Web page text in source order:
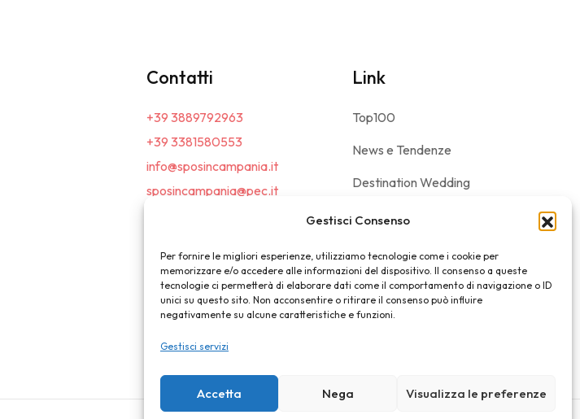
Gestisci Consenso
Per fornire le migliori esperienze, utilizziamo tecnologie come i cookie per
memorizzare e/o accedere alle informazioni del dispositivo. Il consenso a queste
tecnologie ci permetterà di elaborare dati come il comportamento di navigazione o ID
unici su questo sito. Non acconsentire o ritirare il consenso può influire
negativamente su alcune caratteristiche e funzioni.
Gestisci servizi
Accetta Nega Visualizza le preferenze
Contatti
+39 3889792963
+39 3381580553
info@sposincampania.it
sposincampania@pec.it
Link
Top100
News e Tendenze
Destination Wedding
Magazine